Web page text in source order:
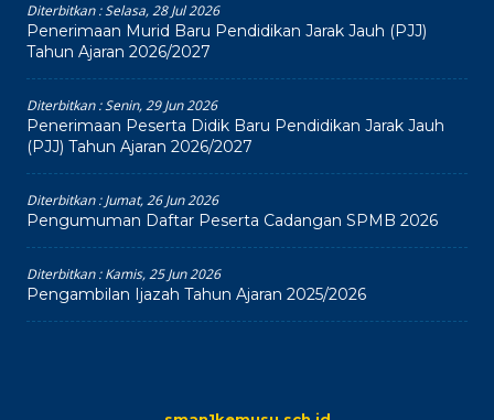
Diterbitkan :Selasa, 28 Jul 2026
Penerimaan Murid Baru Pendidikan Jarak Jauh (PJJ)
Tahun Ajaran 2026/2027
Diterbitkan :Senin, 29 Jun 2026
Penerimaan Peserta Didik Baru Pendidikan Jarak Jauh
(PJJ) Tahun Ajaran 2026/2027
Diterbitkan :Jumat, 26 Jun 2026
Pengumuman Daftar Peserta Cadangan SPMB 2026
Diterbitkan :Kamis, 25 Jun 2026
Pengambilan Ijazah Tahun Ajaran 2025/2026